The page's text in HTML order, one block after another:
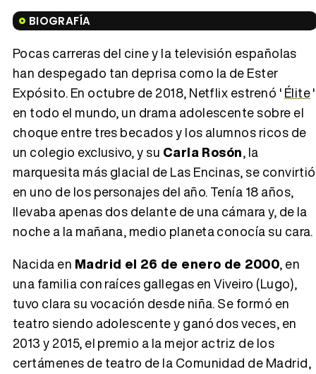
Tráiler en español de 'La isla olvidada'
Tráiler 'Vida perra' (2026)
Tráiler Oficial en VOSE 'The Audacity'
BIOGRAFÍA
Pocas carreras del cine y la televisión españolas
han despegado tan deprisa como la de Ester
Expósito. En octubre de 2018, Netflix estrenó 'Élite'
en todo el mundo, un drama adolescente sobre el
choque entre tres becados y los alumnos ricos de
un colegio exclusivo, y su Carla Rosón, la
marquesita más glacial de Las Encinas, se convirtió
en uno de los personajes del año. Tenía 18 años,
llevaba apenas dos delante de una cámara y, de la
noche a la mañana, medio planeta conocía su cara.
Nacida en Madrid el 26 de enero de 2000, en
una familia con raíces gallegas en Viveiro (Lugo),
tuvo clara su vocación desde niña. Se formó en
teatro siendo adolescente y ganó dos veces, en
2013 y 2015, el premio a la mejor actriz de los
certámenes de teatro de la Comunidad de Madrid,